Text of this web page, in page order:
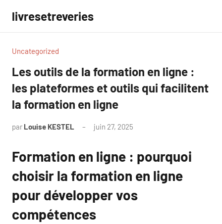
contenu
livresetreveries
Uncategorized
Les outils de la formation en ligne :
les plateformes et outils qui facilitent
la formation en ligne
par Louise KESTEL juin 27, 2025
Formation en ligne : pourquoi
choisir la formation en ligne
pour développer vos
compétences